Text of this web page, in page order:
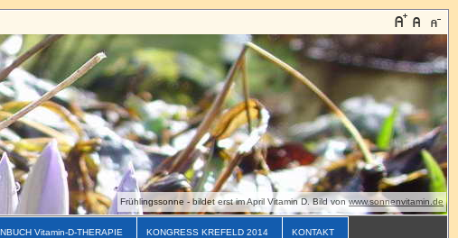
Frühlingssonne - bildet erst im April Vitamin D. Bild vonwww.sonnenvitamin.de
Vitamin-D-THERAPIE KONGRESS KREFELD 2014 KONTAKT